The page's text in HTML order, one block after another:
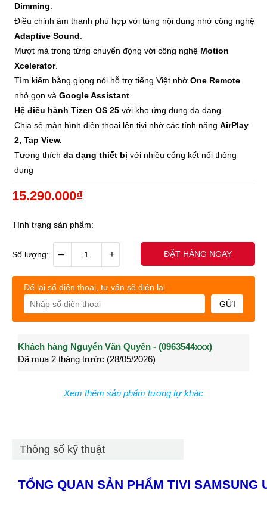
Dimming
Điều chỉnh âm thanh phù hợp với từng nội dung nhờ công nghệ
Adaptive Sound
Mượt mà trong từng chuyển động với công nghệ Motion
Xcelerator.
Tìm kiếm bằng giọng nói hỗ trợ tiếng Việt nhờ One Remote
nhỏ gọn và Google Assistant
Hệ điều hành Tizen OS 25 với kho ứng dụng đa dạng.
Chia sẻ màn hình điện thoại lên tivi nhờ các tính năng AirPlay
2, Tap View.
Tương thích đa dạng thiết bị với nhiều cổng kết nối thông
dụng
15.290.000₫
Tình trạng sản phẩm:
Số lượng: – + ĐẶT HÀNG NGAY
Để lại số điện thoại, tư vấn sẽ điện lại
GỬI
Khách hàng Nguyễn Văn Quyền - (0963544xxx)
Đã mua 2 tháng trước (28/05/2026)
Khách hàng Nguyễn Thành Long - (0902021xxx)
Đã mua 3 tháng trước (27/04/2026)
Xem thêm sản phẩm tương tự khác
Thông số kỹ thuật
TỔNG QUAN SẢN PHẨM TIVI SAMSUNG